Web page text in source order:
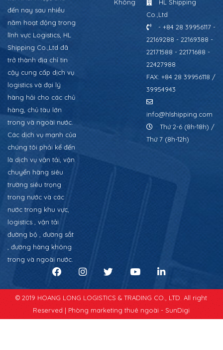
đến nay sau nhiều
năm hoạt động trong
lĩnh vực Logistics, HL
Shipping Co.,Ltd đã
trở thành địa chỉ tin
cậy cung cấp dịch vụ
logistics và đại lý
hàng hải cho các chủ
hàng, chủ tàu lớn
trong và ngoài nước.
Các dịch vụ mạnh của
chúng tôi phải kể đến
là dịch vụ vận tải, vận
chuyển hàng siêu
trường siêu trọng
trong nước và các
nước trong khu vực,
logistics , vận tải
đường bộ , đường sắt
, đường hàng không
trong và ngoài nước.
Không
HL Shipping
Co.,Ltd
- +84 28 39956117 -
22169288 - 22169388 -
22171588 - 22171688 -
22427988
FAX: +84 28 39956118 /
39954943
info@hlshipping.com
Thứ 2-6 (8h-18h) /
Thứ 7 (8h-12h)
© 2019 HOANG LONG LOGISTICS & TRADING CO., LTD. All right
Reserved | Phòng marketing thuê ngoài - SunDigi